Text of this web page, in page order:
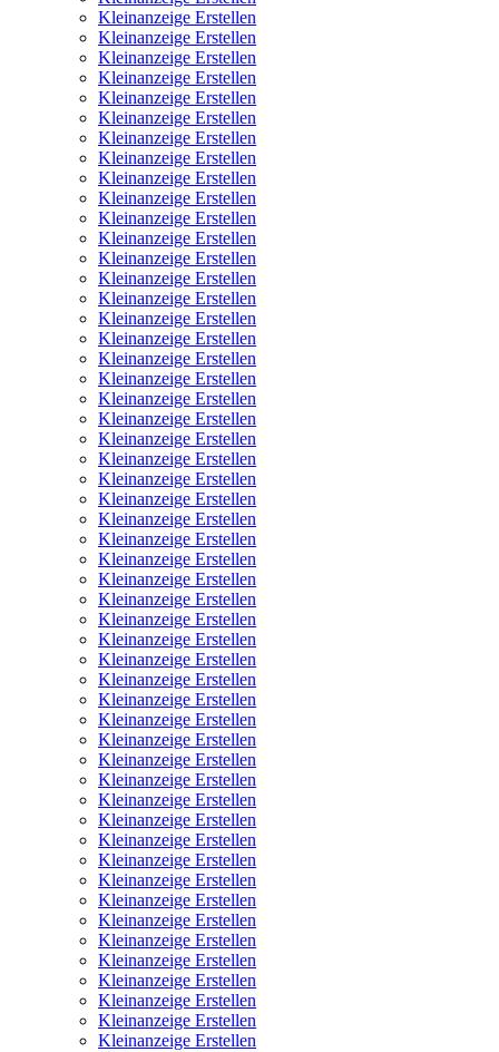
Kleinanzeige Erstellen
Kleinanzeige Erstellen
Kleinanzeige Erstellen
Kleinanzeige Erstellen
Kleinanzeige Erstellen
Kleinanzeige Erstellen
Kleinanzeige Erstellen
Kleinanzeige Erstellen
Kleinanzeige Erstellen
Kleinanzeige Erstellen
Kleinanzeige Erstellen
Kleinanzeige Erstellen
Kleinanzeige Erstellen
Kleinanzeige Erstellen
Kleinanzeige Erstellen
Kleinanzeige Erstellen
Kleinanzeige Erstellen
Kleinanzeige Erstellen
Kleinanzeige Erstellen
Kleinanzeige Erstellen
Kleinanzeige Erstellen
Kleinanzeige Erstellen
Kleinanzeige Erstellen
Kleinanzeige Erstellen
Kleinanzeige Erstellen
Kleinanzeige Erstellen
Kleinanzeige Erstellen
Kleinanzeige Erstellen
Kleinanzeige Erstellen
Kleinanzeige Erstellen
Kleinanzeige Erstellen
Kleinanzeige Erstellen
Kleinanzeige Erstellen
Kleinanzeige Erstellen
Kleinanzeige Erstellen
Kleinanzeige Erstellen
Kleinanzeige Erstellen
Kleinanzeige Erstellen
Kleinanzeige Erstellen
Kleinanzeige Erstellen
Kleinanzeige Erstellen
Kleinanzeige Erstellen
Kleinanzeige Erstellen
Kleinanzeige Erstellen
Kleinanzeige Erstellen
Kleinanzeige Erstellen
Kleinanzeige Erstellen
Kleinanzeige Erstellen
Kleinanzeige Erstellen
Kleinanzeige Erstellen
Kleinanzeige Erstellen
Kleinanzeige Erstellen